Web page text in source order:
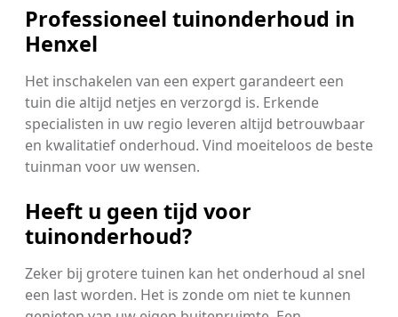
Professioneel tuinonderhoud in
Henxel
Het inschakelen van een expert garandeert een
tuin die altijd netjes en verzorgd is. Erkende
specialisten in uw regio leveren altijd betrouwbaar
en kwalitatief onderhoud. Vind moeiteloos de beste
tuinman voor uw wensen.
Heeft u geen tijd voor
tuinonderhoud?
Zeker bij grotere tuinen kan het onderhoud al snel
een last worden. Het is zonde om niet te kunnen